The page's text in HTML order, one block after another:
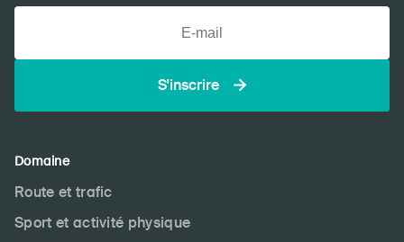
S'inscrire
Domaine
Route et trafic
Sport et activité physique